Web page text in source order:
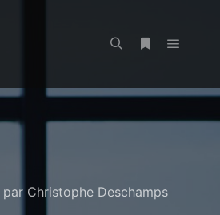
par Christophe Deschamps